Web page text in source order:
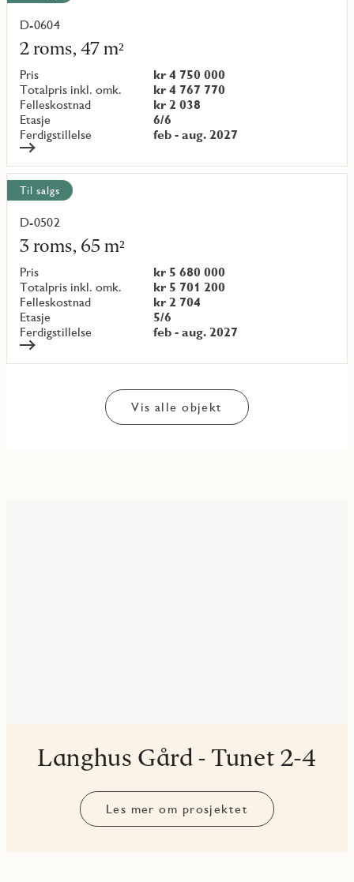
D-0604
2 roms, 47 m²
Pris
kr 4 750 000
Totalpris inkl. omk.
kr 4 767 770
Felleskostnad
kr 2 038
Etasje
6/6
Ferdigstillelse
feb - aug. 2027
Les
mer
om
objekt
{objectNumber}
Til salgs
D-0502
3 roms, 65 m²
Pris
kr 5 680 000
Totalpris inkl. omk.
kr 5 701 200
Felleskostnad
kr 2 704
Etasje
5/6
Ferdigstillelse
feb - aug. 2027
Les
mer
om
objekt
{objectNumber}
Vis alle objekt
Langhus Gård - Tunet 2-4
Les mer om prosjektet